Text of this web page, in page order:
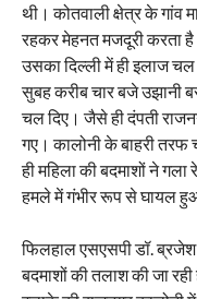
थी। कोतवाली क्षेत्र के गांव
रहकर मेहनत मजदूरी करता
उसका दिल्ली में ही इलाज
सुबह करीब चार बजे उझानी
चल दिए। जैसे ही दंपती
गए। कालोनी के बाहरी तरफ
ही महिला की बदमाशों ने
हमले में गंभीर रूप से घायल
फिलहाल एसएसपी डॉ.
बदमाशों की तलाश की जा